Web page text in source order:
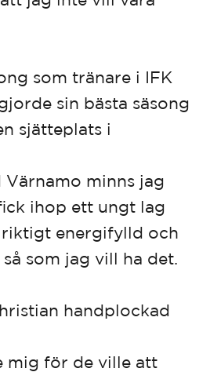
som tränare i IFK
sin bästa säsong
sjätteplats i
Värnamo minns jag
ihop ett ungt lag
riktigt energifylld och
som jag vill ha det.
handplockad
mig för de ville att